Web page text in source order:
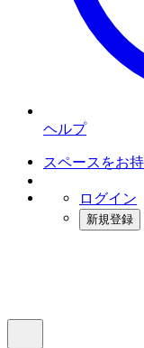
ヘルプ
スペースをお
ログイン
新規登録